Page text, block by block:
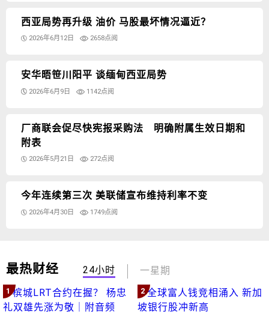
西亚局势再升级 油价 马股最坏情况逼近？
2026年6月12日 2658点阅
安华晤笹川阳平 谈缅甸西亚局势
2026年6月9日 1142点阅
厂商联会促尽快宪报采购法 明确附属生效日期和
附表
2026年5月21日 272点阅
今年连续第三次 美联储宣布维持利率不变
2026年4月30日 1749点阅
最热财经 24小时 一星期
1 2